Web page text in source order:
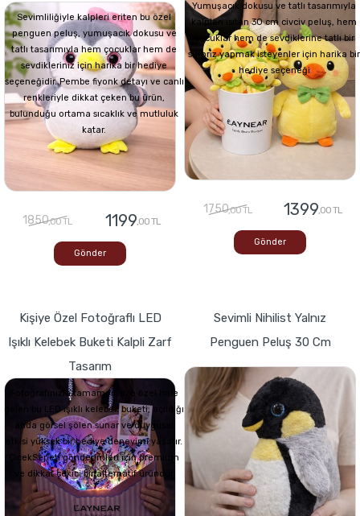
Sevimliliğiyle kalpleri eriten bu özel
penguen peluş, yumuşacık dokusu ve
tatlı tasarımıyla hem çocuklar hem de
sevdikleriniz için harika bir hediye
seçeneğidir. Pembe fiyonk detayı ve canlı
renkleriyle dikkat çeken bu ürün,
bulunduğu ortama sıcaklık ve mutluluk
katar.
1850,00 TL 1199,00 TL
Gönder
Yumuşacık dokusu ve tatlı tasarımıyla
kalpleri ısıtan 30 cm civciv peluş, hem
çocuklar hem de sevdiklerine tatlı bir
sürpriz yapmak isteyenler için harika bir
hediye seçeneği
1750,00 TL 1399,00 TL
Gönder
Kişiye Özel Fotoğraflı LED
Işıklı Kelebek Buketi Kalpli Zarf
Tasarım
Fotoğrafınızla tamamen size özel hale
gelen bu LED ışıklı kelebek buketi, açıldığı
anda görsel şölen sunar ve duygusal
etkisi yüksek bir hediye deneyimi yaşatır.
ÇiçekSepeti gönderimleri için premium
ve dikkat çekici bir alternatif üründür
Sevimli Nihilist Yalnız
Penguen Peluş 30 Cm